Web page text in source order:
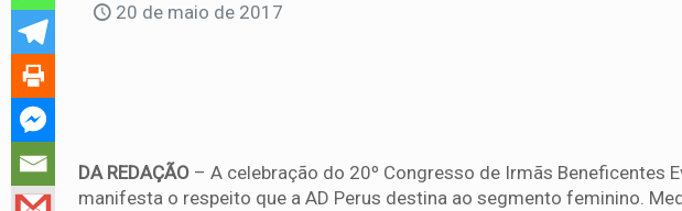
20 de maio de 2017
DA REDAÇÃO – A celebração do 20º Congresso de Irmãs Beneficentes
manifesta o respeito que a AD Perus destina ao segmento feminino.